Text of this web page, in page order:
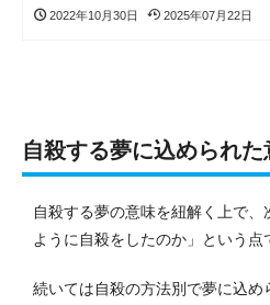
2022年10月30日 2025年07月22日
自殺する夢に込められた
自殺する夢の意味を紐解く上で
ように自殺をしたのか」という点
続いては自殺の方法別で夢に込